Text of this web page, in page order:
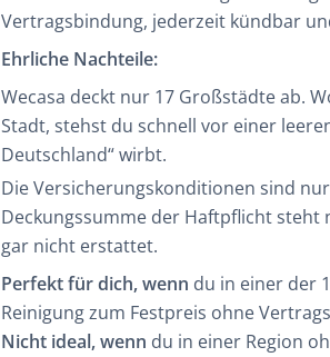
Vertragsbindung, jederzeit kündbar
Ehrliche Nachteile:
Wecasa deckt nur 17 Großstädte ab.
Stadt, stehst du schnell vor einer
Deutschland“ wirbt.
Die Versicherungskonditionen sind
Deckungssumme der Haftpflicht steht
gar nicht erstattet.
Perfekt für dich, wenn du in einer der
Reinigung zum Festpreis ohne
Nicht ideal, wenn du in einer Region